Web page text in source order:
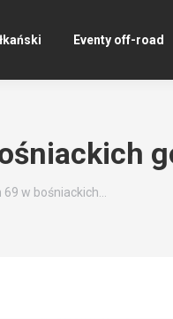
Eventy off-road
w bośniackich…